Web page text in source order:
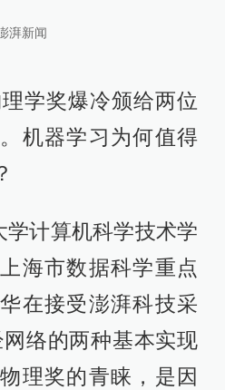
湃新闻
学奖爆冷颁给两位
机器学习为何值得
计算机科学技术学
海市数据科学重点
在接受澎湃科技采
络的两种基本实现
理奖的青睐，是因